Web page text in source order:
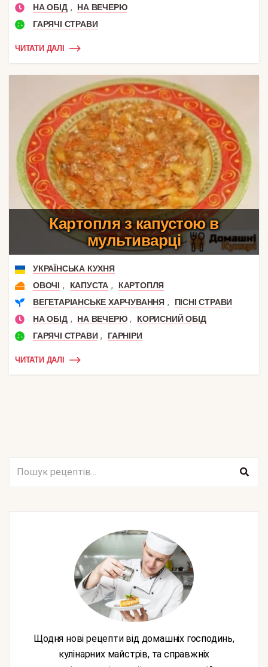
НА ОБІД ,
НА ВЕЧЕРЮ
ГАРЯЧІ СТРАВИ
ЧИТАТИ ДАЛІ
Картопля з капустою в
мультиварці
УКРАЇНСЬКА КУХНЯ
ОВОЧІ , КАПУСТА ,
КАРТОПЛЯ
ВЕГЕТАРІАНСЬКЕ ХАРЧУВАННЯ ,
ПІСНІ СТРАВИ
НА ОБІД , НА ВЕЧЕРЮ ,
КОРИСНИЙ ОБІД
ГАРЯЧІ СТРАВИ , ГАРНІРИ
ЧИТАТИ ДАЛІ
Щодня нові рецепти від домашніх господинь,
кулінарних майстрів, та справжніх